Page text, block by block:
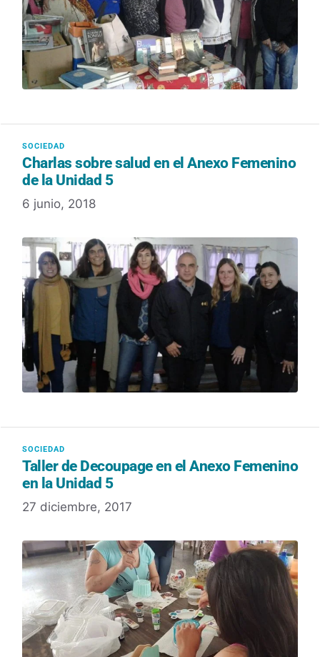
Charlas sobre salud en el Anexo Femenino
de la Unidad 5
6 junio, 2018
Taller de Decoupage en el Anexo Femenino
en la Unidad 5
27 diciembre, 2017